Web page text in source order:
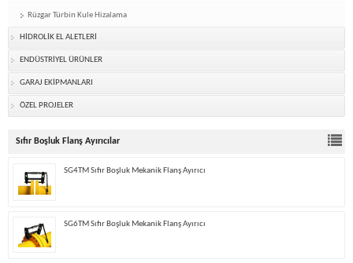
Rüzgar Türbin Kule Hizalama
HİDROLİK EL ALETLERİ
ENDÜSTRİYEL ÜRÜNLER
GARAJ EKİPMANLARI
ÖZEL PROJELER
Sıfır Boşluk Flanş Ayırıcılar
SG4TM Sıfır Boşluk Mekanik Flanş Ayırıcı
SG6TM Sıfır Boşluk Mekanik Flanş Ayırıcı